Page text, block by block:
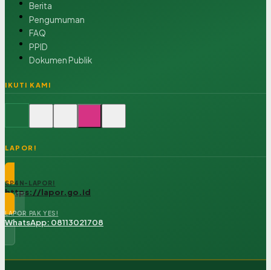
Berita
Pengumuman
FAQ
PPID
Dokumen Publik
IKUTI KAMI
LAPOR!
SP4N-LAPOR!
https://lapor.go.id
LAPOR PAK YES!
WhatsApp: 08113021708